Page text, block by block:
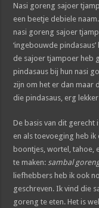
Nasi goreng sajoer
een beetje debiele
nasi goreng sajoer
‘ingebouwde
de sajoer tjampoer heb
pindasaus bij hun nasi
zijn om het er dan maar
die pindasaus, erg
De basis van dit gerecht
en als toevoeging heb
boontjes, wortel, tahoe,
te maken: sambal
liefhebbers heb ik ook
geschreven. Ik vind die
goreng te eten. Het is